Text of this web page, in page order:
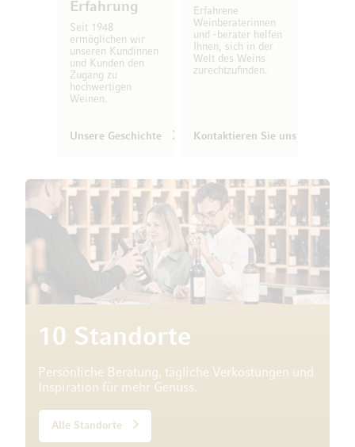
Erfahrung
Seit 1948
ermöglichen wir
unseren Kundinnen
und Kunden den
Zugang zu
hochwertigen
Weinen.
Unsere Geschichte
Erfahrene
Weinberaterinnen
und -berater helfen
Ihnen, sich in der
Welt des Weins
zurechtzufinden.
Kontaktieren Sie uns
10 Standorte
Persönliche Beratung, tägliche Verkostungen und
Inspiration für mehr Genuss.
Alle Standorte